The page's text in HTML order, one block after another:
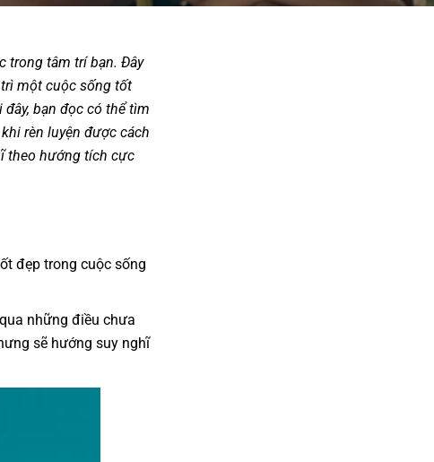
trong tâm trí bạn. Đây
một cuộc sống tốt
bạn đọc có thể tìm
rèn luyện được cách
theo hướng tích cực
đẹp trong cuộc sống
những điều chưa
sẽ hướng suy nghĩ